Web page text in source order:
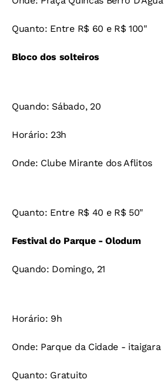
Quanto: Entre R$ 60 e R$ 100"
Bloco dos solteiros
Quando: Sábado, 20
Horário: 23h
Onde: Clube Mirante dos Aflitos
Quanto: Entre R$ 40 e R$ 50"
Festival do Parque - Olodum
Quando: Domingo, 21
Horário: 9h
Onde: Parque da Cidade - itaigara
Quanto: Gratuito